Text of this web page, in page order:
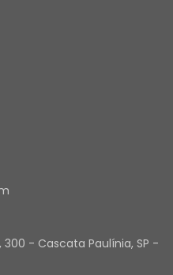
300 - Cascata Paulínia, SP -